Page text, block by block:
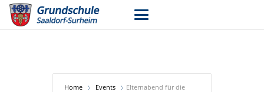
Home Events
Elternabend für die